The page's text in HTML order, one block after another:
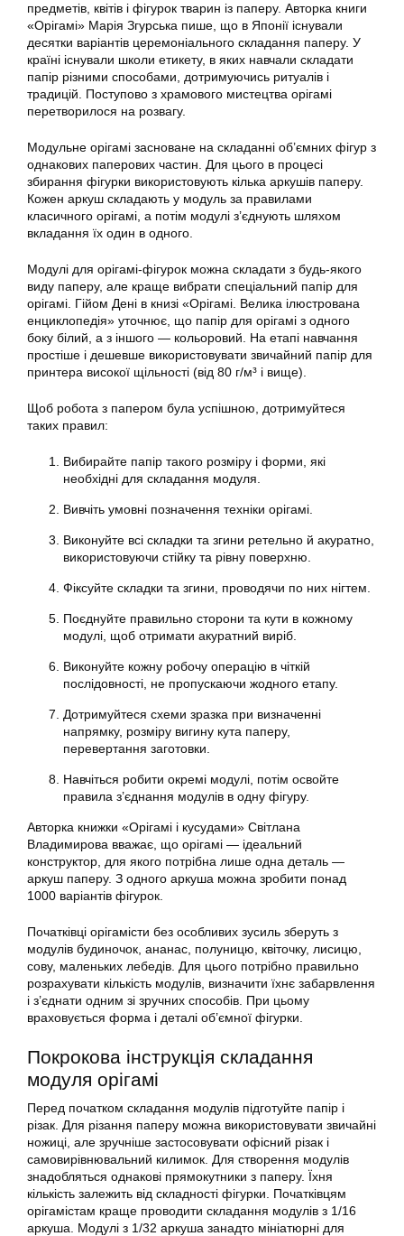
предметів, квітів і фігурок тварин із паперу. Авторка книги
«Орігамі» Марія Згурська пише, що в Японії існували
десятки варіантів церемоніального складання паперу. У
країні існували школи етикету, в яких навчали складати
папір різними способами, дотримуючись ритуалів і
традицій. Поступово з храмового мистецтва орігамі
перетворилося на розвагу.
Модульне орігамі засноване на складанні об’ємних фігур з
однакових паперових частин. Для цього в процесі
збирання фігурки використовують кілька аркушів паперу.
Кожен аркуш складають у модуль за правилами
класичного орігамі, а потім модулі з’єднують шляхом
вкладання їх один в одного.
Модулі для орігамі-фігурок можна складати з будь-якого
виду паперу, але краще вибрати спеціальний папір для
орігамі. Гійом Дені в книзі «Орігамі. Велика ілюстрована
енциклопедія» уточнює, що папір для орігамі з одного
боку білий, а з іншого — кольоровий. На етапі навчання
простіше і дешевше використовувати звичайний папір для
принтера високої щільності (від 80 г/м³ і вище).
Щоб робота з папером була успішною, дотримуйтеся
таких правил:
Вибирайте папір такого розміру і форми, які
необхідні для складання модуля.
Вивчіть умовні позначення техніки орігамі.
Виконуйте всі складки та згини ретельно й акуратно,
використовуючи стійку та рівну поверхню.
Фіксуйте складки та згини, проводячи по них нігтем.
Поєднуйте правильно сторони та кути в кожному
модулі, щоб отримати акуратний виріб.
Виконуйте кожну робочу операцію в чіткій
послідовності, не пропускаючи жодного етапу.
Дотримуйтеся схеми зразка при визначенні
напрямку, розміру вигину кута паперу,
перевертання заготовки.
Навчіться робити окремі модулі, потім освойте
правила з’єднання модулів в одну фігуру.
Авторка книжки «Орігамі і кусудами» Світлана
Владимирова вважає, що орігамі — ідеальний
конструктор, для якого потрібна лише одна деталь —
аркуш паперу. З одного аркуша можна зробити понад
1000 варіантів фігурок.
Початківці орігамісти без особливих зусиль зберуть з
модулів будиночок, ананас, полуницю, квіточку, лисицю,
сову, маленьких лебедів. Для цього потрібно правильно
розрахувати кількість модулів, визначити їхнє забарвлення
і з’єднати одним зі зручних способів. При цьому
враховується форма і деталі об’ємної фігурки.
Покрокова інструкція складання
модуля орігамі
Перед початком складання модулів підготуйте папір і
різак. Для різання паперу можна використовувати звичайні
ножиці, але зручніше застосовувати офісний різак і
самовирівнювальний килимок. Для створення модулів
знадобляться однакові прямокутники з паперу. Їхня
кількість залежить від складності фігурки. Початківцям
орігамістам краще проводити складання модулів з 1/16
аркуша. Модулі з 1/32 аркуша занадто мініатюрні для